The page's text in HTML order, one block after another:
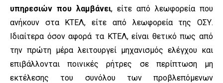
υπηρεσιών που λαμβάνει, είτε από λεωφορεία που
ανήκουν στα ΚΤΕΛ, είτε από λεωφορεία της ΟΣΥ.
Ιδιαίτερα όσον αφορά τα ΚΤΕΛ, είναι θετικό πως από
την πρώτη μέρα λειτουργεί μηχανισμός ελέγχου και
επιβάλλονται ποινικές ρήτρες σε περίπτωση μη
εκτέλεσης του συνόλου των προβλεπόμενων